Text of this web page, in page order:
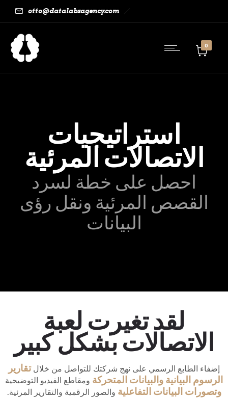
otto@datalabsagency.com
0
استراتيجيات
الاتصالات المرئية
احصل على خطة لسرد
القصص المرئية ونقل رؤى
البيانات
لقد تغيرت لعبة
الاتصالات بشكل كبير
إضفاء الطابع الرسمي على نهج شركتك للتواصل من خلالتقارير
الرسوم البيانية والبيانات المتحركة ومقاطع الفيديو التوضيحية
وتصورات البيانات التفاعلية والصور الرقمية والتقارير المرئية.